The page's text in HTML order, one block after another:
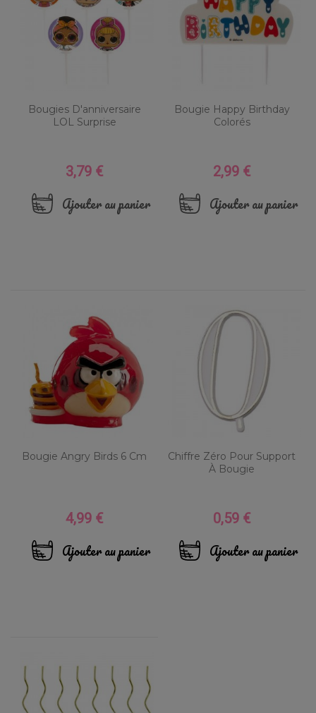
Bougies D'anniversaire
LOL Surprise
Prix
3,79 €
Ajouter au panier
Bougie Happy Birthday
Colorés
Prix
2,99 €
Ajouter au panier
Bougie Angry Birds 6 Cm
Prix
4,99 €
Ajouter au panier
Chiffre Zéro Pour Support
À Bougie
Prix
0,59 €
Ajouter au panier